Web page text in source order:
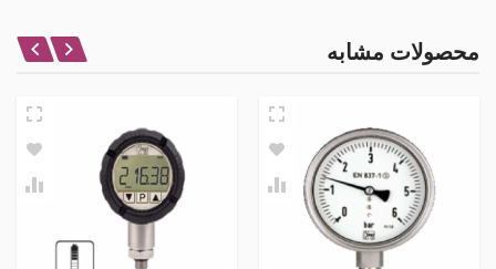
-630 میلی بار +630 میلی بار
مشخصات ظاهری
نظر شما در باره این محصول
نام و نام خانوادگی
محصولات مشابه